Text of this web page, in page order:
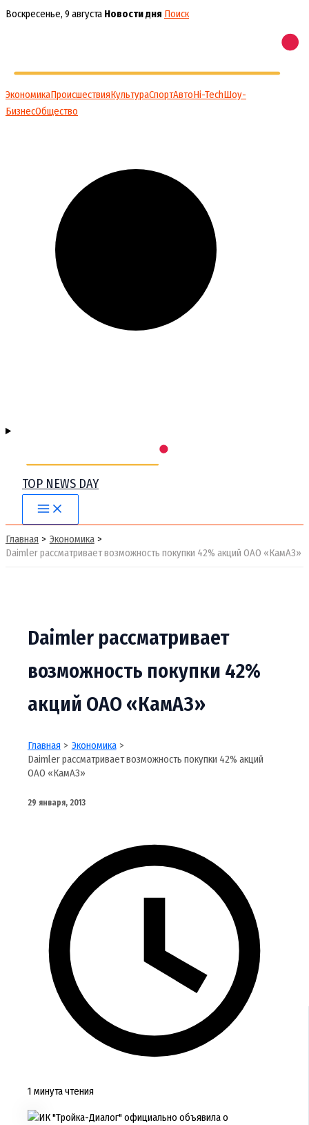
Перейти
Воскресенье, 9 августа Новости дня Поиск
ЭкономикаПроисшествияКультураСпортАвтоHi-TechШоу-
БизнесОбщество
TOP NEWS DAY
Main
Menu
Главная
Экономика
Daimler рассматривает возможность покупки 42% акций ОАО «КамАЗ»
Daimler рассматривает
возможность покупки 42%
акций ОАО «КамАЗ»
Главная
Экономика
Daimler рассматривает возможность покупки 42% акций
ОАО «КамАЗ»
29 января, 2013
1 минута чтения
ИК "Тройка-Диалог" официально объявила о